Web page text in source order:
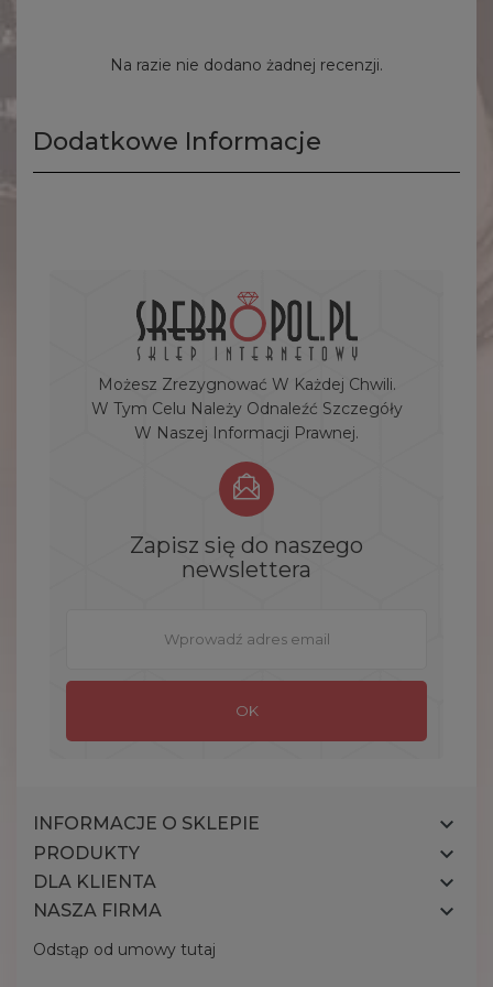
Na razie nie dodano żadnej recenzji.
Dodatkowe Informacje
Możesz Zrezygnować W Każdej Chwili.
W Tym Celu Należy Odnaleźć Szczegóły
W Naszej Informacji Prawnej.
Zapisz się do naszego
newslettera
INFORMACJE O SKLEPIE 
PRODUKTY 
DLA KLIENTA 
NASZA FIRMA 
Odstąp od umowy tutaj